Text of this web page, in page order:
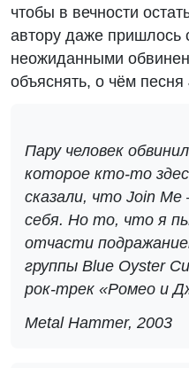
чтобы в вечности
автору даже пришлось
неожиданными
объяснять, о чём
Пару человек
которое кто-то
сказали, что Join
себя. Но то, что я
отчасти
группы Blue Oyster
рок-трек «Ромео и
Metal Hammer, 2003